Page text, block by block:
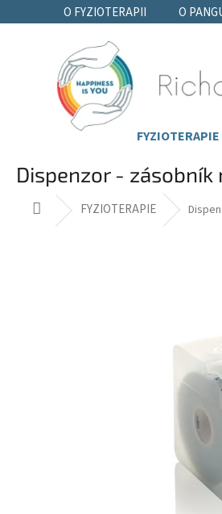
na
O FYZIOTERAPII O
FYZIOTERAPIE
Dispenzor - zásobník
Domů FYZIOTERAPIE